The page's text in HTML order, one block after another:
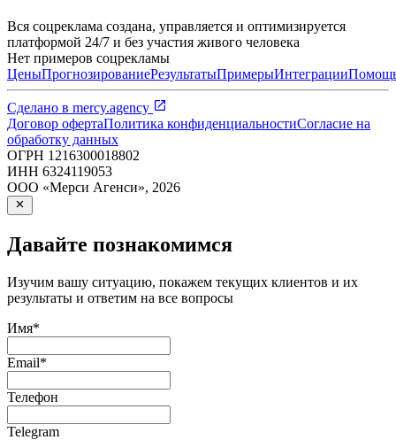
Вся соцреклама создана, управляется и оптимизируется
платформой 24/7 и без участия живого человека
Нет примеров соцрекламы
ЦеныПрогнозированиеРезультатыПримерыИнтеграции
Сделано в mercy.agency
Договор офертаПолитика конфиденциальностиСогласие на
обработку данных
ОГРН 1216300018802
ИНН 6324119053
ООО «Мерси Агенси», 2026
Давайте познакомимся
Изучим вашу ситуацию, покажем текущих клиентов и их
результаты и ответим на все вопросы
Имя*
Email*
Телефон
Telegram